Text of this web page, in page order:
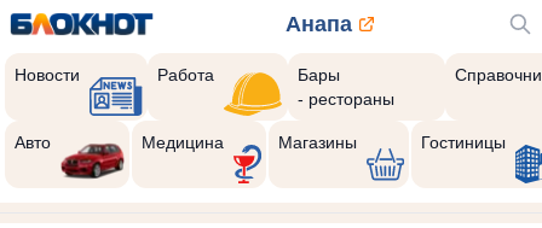
Анапа
Новости Работа
Бары
- рестораны
Авто Медицина Магазины Гостиницы